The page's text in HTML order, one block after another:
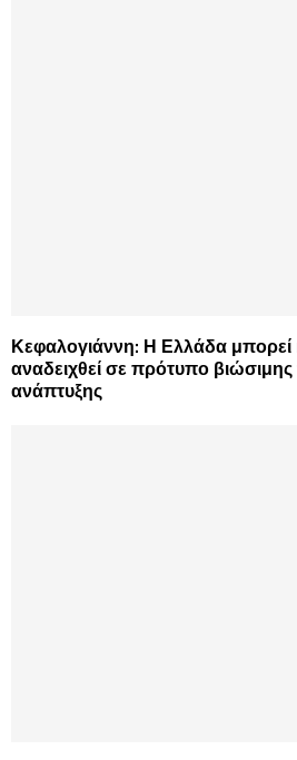
Κεφαλογιάννη: Η Ελλάδα μπορεί
αναδειχθεί σε πρότυπο βιώσιμης
ανάπτυξης